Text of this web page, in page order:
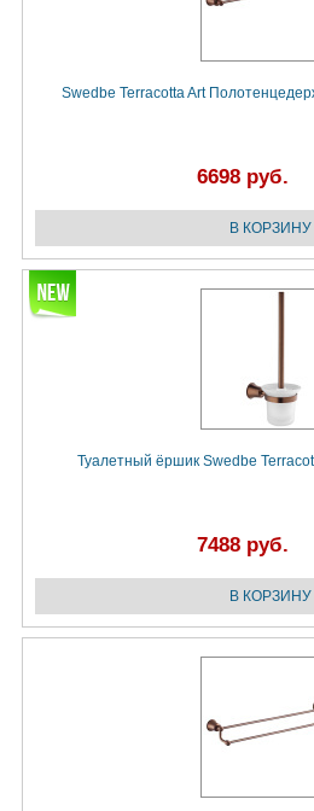
Swedbe Terracotta Art
6698 руб.
Туалетный ёршик Swedbe
7488 руб.